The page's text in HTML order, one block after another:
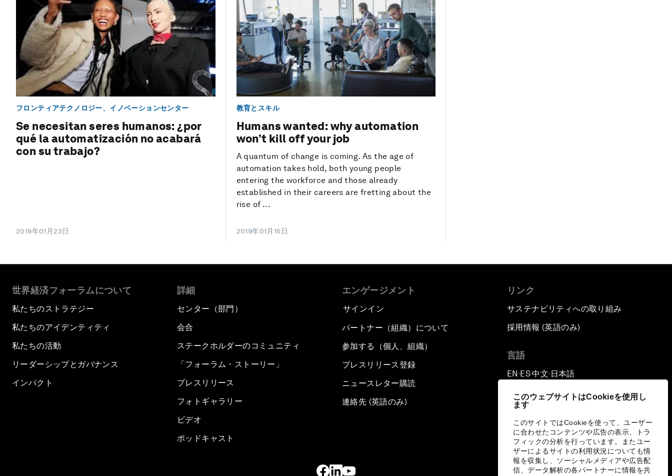
このウェブサイトはCookieを使用し
ます
このサイトではCookieを使って、ユーザー
に合わせたコンテンツや広告の表示、トラ
フィックの分析を行っています。またユー
ザーによるサイトの利用状況についても情
報を収集し、ソーシャルメディアや広告配
信、データ解析の各パートナーに情報を共
フロンティアテクノロジー、イノベーションセンター
Se necesitan seres humanos: ¿por
qué la automatización no acabará
con su trabajo?
2019年01月23日
教育とスキル
Humans wanted: why automation
won’t kill off your job
A quantum of change is coming. As the age of
automation takes hold, both young people
entering the workforce and those already
established in their careers are fretting about the
rise of ...
2019年01月15日
世界経済フォーラムについて
私たちのストラテジー
私たちのアイデンティティ
私たちの活動
リーダーシップとガバナンス
インパクト
詳細
センター（部門）
会合
ステークホルダーのコミュニティ
「フォーラム・ストーリー」
プレスリリース
フォトギャラリー
ビデオ
ポッドキャスト
エンゲージメント
サインイン
パートナー（組織）について
参加する（個人、組織）
プレスリリース登録
ニュースレター購読
連絡先 (英語のみ)
リンク
サステナビリティへの取り組み
採用情報 (英語のみ)
言語
EN ▪ ES▪中文▪ 日本語